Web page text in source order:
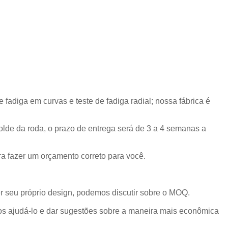
em curvas e teste de fadiga radial; nossa fábrica é
da roda, o prazo de entrega será de 3 a 4 semanas a
fazer um orçamento correto para você.
próprio design, podemos discutir sobre o MOQ.
ajudá-lo e dar sugestões sobre a maneira mais econômica